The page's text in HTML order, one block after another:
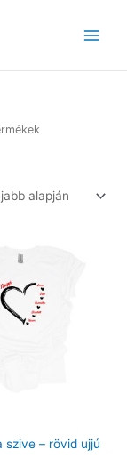
szive – rövid ujjú